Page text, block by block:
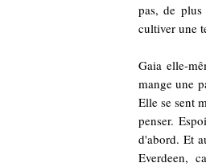
pas, de
cultiver une
Gaia elle-
mange une
Elle se sent
penser.
d'abord. Et
Everdeen,